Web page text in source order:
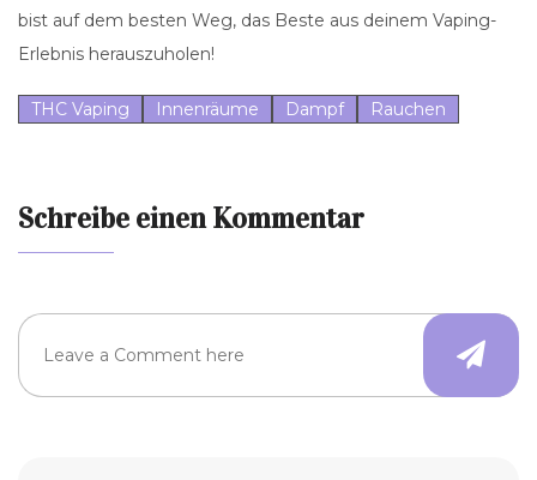
bist auf dem besten Weg, das Beste aus deinem Vaping-
Erlebnis herauszuholen!
THC Vaping Innenräume Dampf Rauchen
Schreibe einen Kommentar